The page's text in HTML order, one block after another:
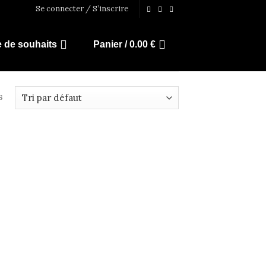
Se connecter / S’inscrire
de souhaits Panier /0.00 €